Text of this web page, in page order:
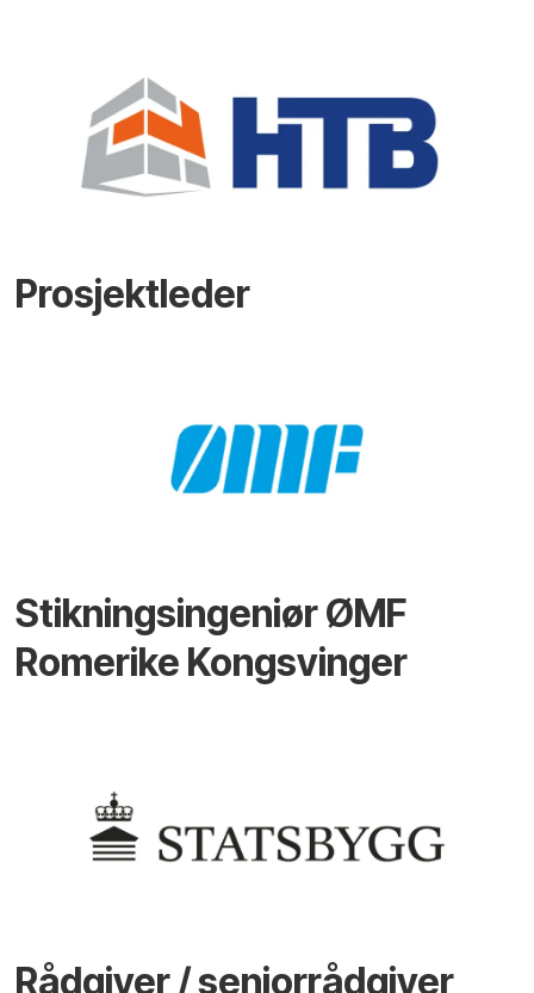
Prosjektleder
Stikningsingeniør ØMF
Romerike Kongsvinger
Rådgiver / seniorrådgiver